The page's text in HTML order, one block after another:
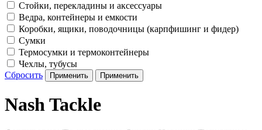
Стойки, перекладины и аксессуары
Ведра, контейнеры и емкости
Коробки, ящики, поводочницы (карпфишинг и фидер)
Сумки
Термосумки и термоконтейнеры
Чехлы, тубусы
Сбросить
Nash Tackle